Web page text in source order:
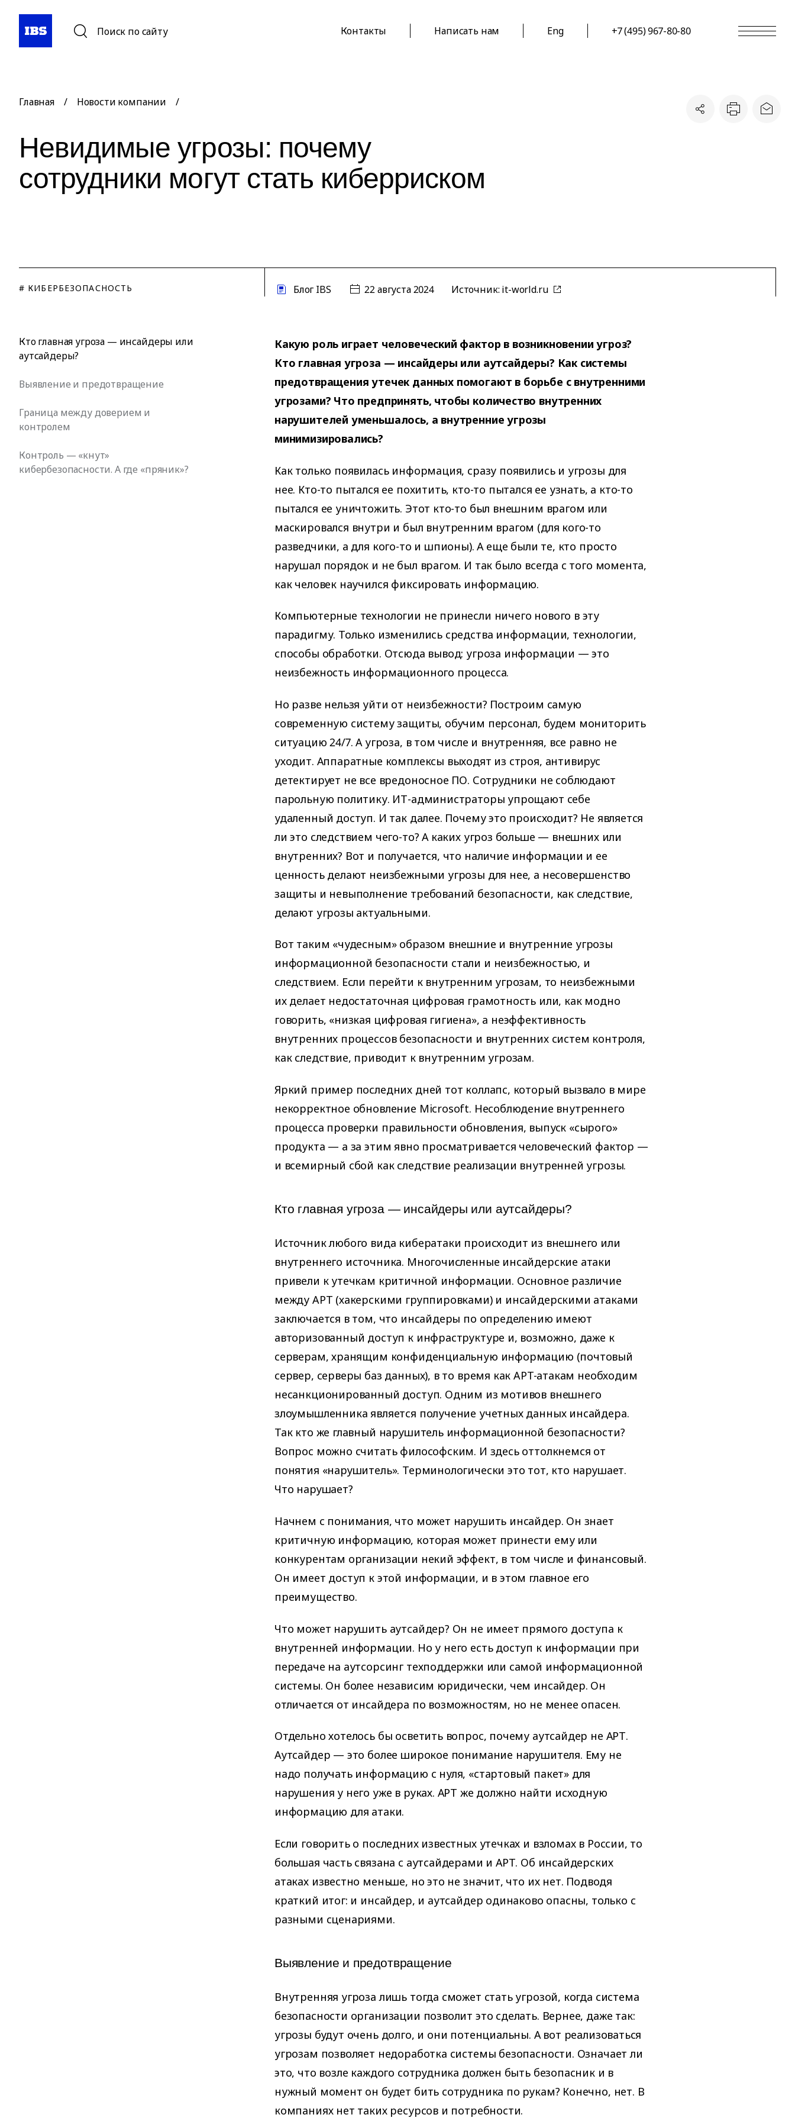
Поиск по сайту Контакты Написать нам Eng +7 (495) 967-80-80
Главная / Новости компании /
Невидимые угрозы: почему
сотрудники могут стать киберриском
# КИБЕРБЕЗОПАСНОСТЬ Блог IBS 22 августа 2024 Источник: it-world.ru
Кто главная угроза — инсайдеры или
аутсайдеры?
Выявление и предотвращение
Граница между доверием и
контролем
Контроль — «кнут»
кибербезопасности. А где «пряник»?
Какую роль играет человеческий фактор в возникновении угроз?
Кто главная угроза — инсайдеры или аутсайдеры? Как системы
предотвращения утечек данных помогают в борьбе с внутренними
угрозами? Что предпринять, чтобы количество внутренних
нарушителей уменьшалось, а внутренние угрозы
минимизировались?
Как только появилась информация, сразу появились и угрозы для
нее. Кто-то пытался ее похитить, кто-то пытался ее узнать, а кто-то
пытался ее уничтожить. Этот кто-то был внешним врагом или
маскировался внутри и был внутренним врагом (для кого-то
разведчики, а для кого-то и шпионы). А еще были те, кто просто
нарушал порядок и не был врагом. И так было всегда с того момента,
как человек научился фиксировать информацию.
Компьютерные технологии не принесли ничего нового в эту
парадигму. Только изменились средства информации, технологии,
способы обработки. Отсюда вывод: угроза информации — это
неизбежность информационного процесса.
Но разве нельзя уйти от неизбежности? Построим самую
современную систему защиты, обучим персонал, будем мониторить
ситуацию 24/7. А угроза, в том числе и внутренняя, все равно не
уходит. Аппаратные комплексы выходят из строя, антивирус
детектирует не все вредоносное ПО. Сотрудники не соблюдают
парольную политику. ИТ-администраторы упрощают себе
удаленный доступ. И так далее. Почему это происходит? Не является
ли это следствием чего-то? А каких угроз больше — внешних или
внутренних? Вот и получается, что наличие информации и ее
ценность делают неизбежными угрозы для нее, а несовершенство
защиты и невыполнение требований безопасности, как следствие,
делают угрозы актуальными.
Вот таким «чудесным» образом внешние и внутренние угрозы
информационной безопасности стали и неизбежностью, и
следствием. Если перейти к внутренним угрозам, то неизбежными
их делает недостаточная цифровая грамотность или, как модно
говорить, «низкая цифровая гигиена», а неэффективность
внутренних процессов безопасности и внутренних систем контроля,
как следствие, приводит к внутренним угрозам.
Яркий пример последних дней тот коллапс, который вызвало в мире
некорректное обновление Microsoft. Несоблюдение внутреннего
процесса проверки правильности обновления, выпуск «сырого»
продукта — а за этим явно просматривается человеческий фактор —
и всемирный сбой как следствие реализации внутренней угрозы.
Кто главная угроза — инсайдеры или аутсайдеры?
Источник любого вида кибератаки происходит из внешнего или
внутреннего источника. Многочисленные инсайдерские атаки
привели к утечкам критичной информации. Основное различие
между APT (хакерскими группировками) и инсайдерскими атаками
заключается в том, что инсайдеры по определению имеют
авторизованный доступ к инфраструктуре и, возможно, даже к
серверам, хранящим конфиденциальную информацию (почтовый
сервер, серверы баз данных), в то время как APT-атакам необходим
несанкционированный доступ. Одним из мотивов внешнего
злоумышленника является получение учетных данных инсайдера.
Так кто же главный нарушитель информационной безопасности?
Вопрос можно считать философским. И здесь оттолкнемся от
понятия «нарушитель». Терминологически это тот, кто нарушает.
Что нарушает?
Начнем с понимания, что может нарушить инсайдер. Он знает
критичную информацию, которая может принести ему или
конкурентам организации некий эффект, в том числе и финансовый.
Он имеет доступ к этой информации, и в этом главное его
преимущество.
Что может нарушить аутсайдер? Он не имеет прямого доступа к
внутренней информации. Но у него есть доступ к информации при
передаче на аутсорсинг техподдержки или самой информационной
системы. Он более независим юридически, чем инсайдер. Он
отличается от инсайдера по возможностям, но не менее опасен.
Отдельно хотелось бы осветить вопрос, почему аутсайдер не АРТ.
Аутсайдер — это более широкое понимание нарушителя. Ему не
надо получать информацию с нуля, «стартовый пакет» для
нарушения у него уже в руках. АРТ же должно найти исходную
информацию для атаки.
Если говорить о последних известных утечках и взломах в России, то
большая часть связана с аутсайдерами и АРТ. Об инсайдерских
атаках известно меньше, но это не значит, что их нет. Подводя
краткий итог: и инсайдер, и аутсайдер одинаково опасны, только с
разными сценариями.
Выявление и предотвращение
Внутренняя угроза лишь тогда сможет стать угрозой, когда система
безопасности организации позволит это сделать. Вернее, даже так:
угрозы будут очень долго, и они потенциальны. А вот реализоваться
угрозам позволяет недоработка системы безопасности. Означает ли
это, что возле каждого сотрудника должен быть безопасник и в
нужный момент он будет бить сотрудника по рукам? Конечно, нет. В
компаниях нет таких ресурсов и потребности.